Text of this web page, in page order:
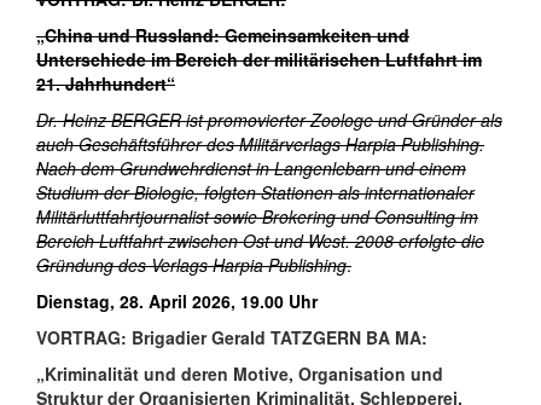
„China und Russland: Gemeinsamkeiten und
Unterschiede im Bereich der militärischen Luftfahrt im
21. Jahrhundert“
Dr. Heinz BERGER ist promovierter Zoologe und Gründer als
auch Geschäftsführer des Militärverlags Harpia Publishing.
Nach dem Grundwehrdienst in Langenlebarn und einem
Studium der Biologie, folgten Stationen als internationaler
Militärluttfahrtjournalist sowie Brokering und Consulting im
Bereich Luftfahrt zwischen Ost und West. 2008 erfolgte die
Gründung des Verlags Harpia Publishing.
Dienstag, 28. April 2026, 19.00 Uhr
VORTRAG: Brigadier Gerald TATZGERN BA MA:
„Kriminalität und deren Motive, Organisation und
Struktur der Organisierten Kriminalität, Schlepperei,